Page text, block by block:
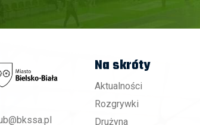
Na skróty
Aktualności
Rozgrywki
Drużyna